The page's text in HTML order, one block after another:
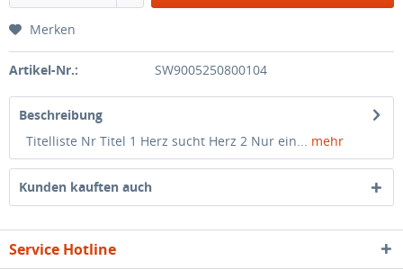
Merken
Artikel-Nr.: SW9005250800104
Beschreibung
Titelliste Nr Titel 1 Herz sucht Herz 2 Nur ein... mehr
Kunden kauften auch
Service Hotline